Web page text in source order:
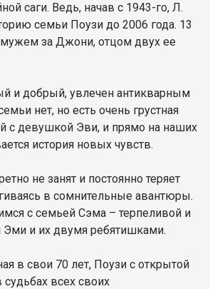
саги. Ведь, начав с 1943-го, Л.
семьи Поузи до 2006 года. 13
за Джони, отцом двух ее
и добрый, увлечен антикварным
нет, но есть очень грустная
с девушкой Эви, и прямо на наших
история новых чувств.
не занят и постоянно теряет
в сомнительные авантюры.
с семьей Сэма – терпеливой и
и их двумя ребятишками.
в свои 70 лет, Поузи с открытой
всех своих